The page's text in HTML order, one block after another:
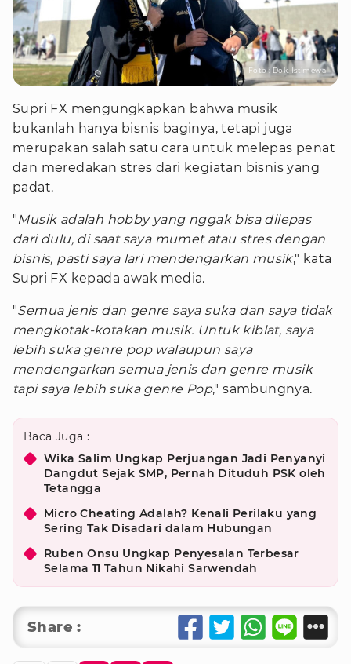
Foto : Dok. Istimewa
Supri FX mengungkapkan bahwa musik
bukanlah hanya bisnis baginya, tetapi juga
merupakan salah satu cara untuk melepas penat
dan meredakan stres dari kegiatan bisnis yang
padat.
"Musik adalah hobby yang nggak bisa dilepas
dari dulu, di saat saya mumet atau stres dengan
bisnis, pasti saya lari mendengarkan musik," kata
Supri FX kepada awak media.
"Semua jenis dan genre saya suka dan saya tidak
mengkotak-kotakan musik. Untuk kiblat, saya
lebih suka genre pop walaupun saya
mendengarkan semua jenis dan genre musik
tapi saya lebih suka genre Pop," sambungnya.
Baca Juga :
Wika Salim Ungkap Perjuangan Jadi Penyanyi
Dangdut Sejak SMP, Pernah Dituduh PSK oleh
Tetangga
Micro Cheating Adalah? Kenali Perilaku yang
Sering Tak Disadari dalam Hubungan
Ruben Onsu Ungkap Penyesalan Terbesar
Selama 11 Tahun Nikahi Sarwendah
Share :